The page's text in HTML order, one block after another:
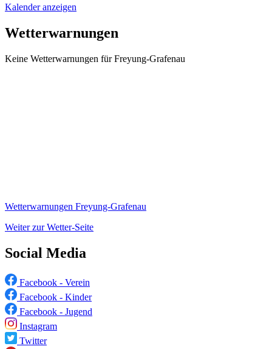
Kalender anzeigen
Wetterwarnungen
Keine Wetterwarnungen für Freyung-Grafenau
Wetterwarnungen Freyung-Grafenau
Weiter zur Wetter-Seite
Social Media
Facebook - Verein
Facebook - Kinder
Facebook - Jugend
Instagram
Twitter